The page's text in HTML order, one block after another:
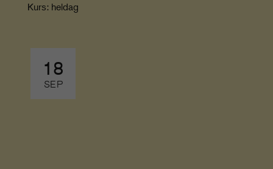
Kurs: heldag
18
SEP